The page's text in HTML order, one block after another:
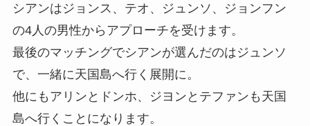
シアンはジョンス、テオ、ジュンソ、ジョンフン
の4人の男性からアプローチを受けます。
最後のマッチングでシアンが選んだのはジュンソ
で、一緒に天国島へ行く展開に。
他にもアリンとドンホ、ジヨンとテファンも天国
島へ行くことになります。